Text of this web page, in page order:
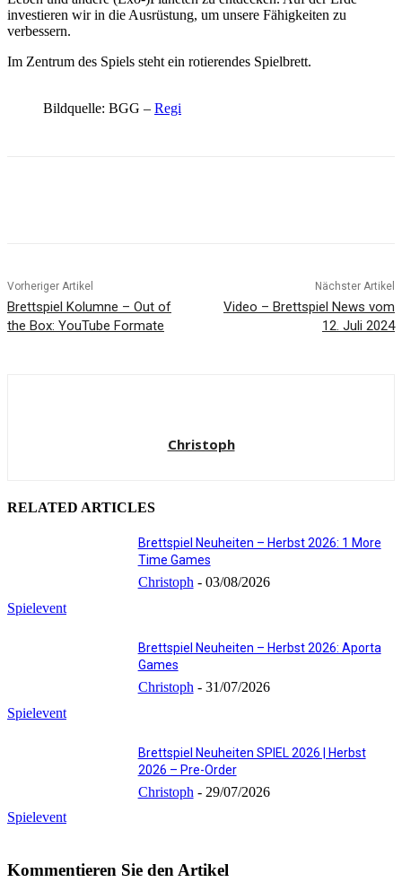
investieren wir in die Ausrüstung, um unsere Fähigkeiten zu
verbessern.
Im Zentrum des Spiels steht ein rotierendes Spielbrett.
Bildquelle: BGG – Regi
Vorheriger Artikel
Brettspiel Kolumne – Out of
the Box: YouTube Formate
Nächster Artikel
Video – Brettspiel News vom
12. Juli 2024
Christoph
RELATED ARTICLES
Spielevent
Brettspiel Neuheiten – Herbst 2026: 1 More
Time Games
Christoph - 03/08/2026
Spielevent
Brettspiel Neuheiten – Herbst 2026: Aporta
Games
Christoph - 31/07/2026
Spielevent
Brettspiel Neuheiten SPIEL 2026 | Herbst
2026 – Pre-Order
Christoph - 29/07/2026
Kommentieren Sie den Artikel